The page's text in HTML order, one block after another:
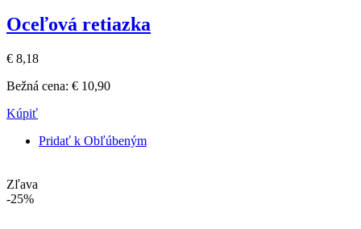
Oceľová retiazka
€ 8,18
Bežná cena: € 10,90
Kúpiť
Pridať k Obľúbeným
Zľava
-25%